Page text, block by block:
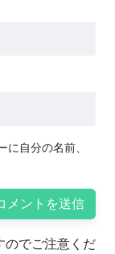
自分の名前、
のでご注意くだ